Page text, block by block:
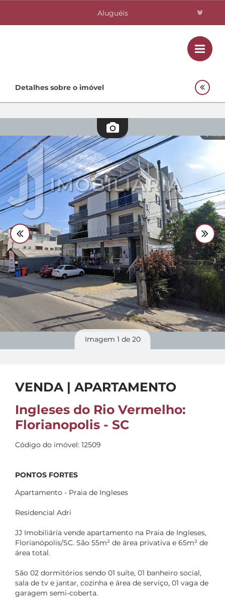
Aluguéis
Investimentos
Quem Somos
Contato
Fale Conosco 48 3364-0079
Plantão 48 99842-0500
Divulgue seu imóvel
Detalhes sobre o imóvel
Imagem 1 de 20
VENDA | APARTAMENTO
Ingleses do Rio Vermelho:
Florianopolis - SC
Código do imóvel: 12509
PONTOS FORTES
Apartamento - Praia de Ingleses
Residencial Adri
JJ Imobiliária vende apartamento na Praia de Ingleses,
Florianópolis/SC. São 55m² de área privativa e 65m² de
área total.
São 02 dormitórios sendo 01 suíte, 01 banheiro social,
sala de tv e jantar, cozinha e área de serviço, 01 vaga de
garagem semi-coberta.